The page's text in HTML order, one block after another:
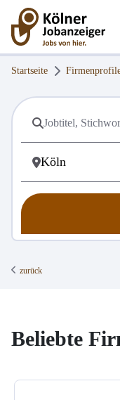
Startseite
zurück
Beliebte